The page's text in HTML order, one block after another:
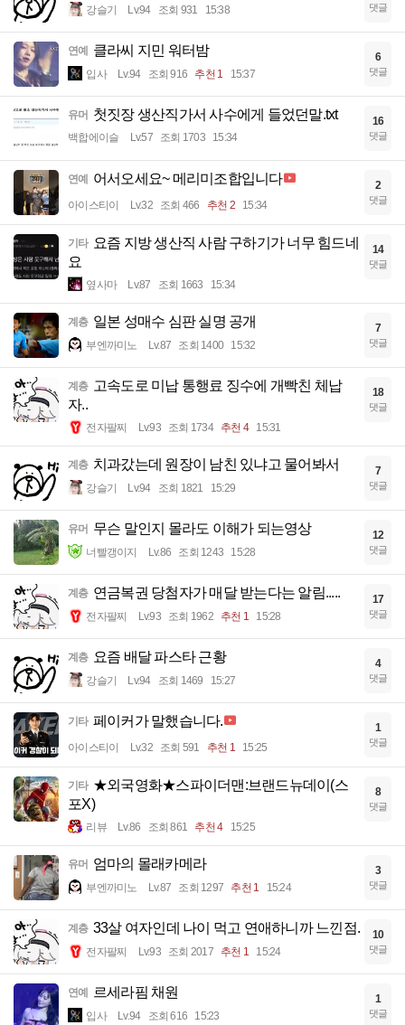
강슬기 Lv.94 조회 931 15:38 댓글
연예 클라씨 지민 워터밤
입사 Lv.94 조회 916 추천 1 15:37
6
댓글
유머 첫짓장 생산직가서 사수에게 들었던말.txt
백합에이슬 Lv.57 조회 1703 15:34
16
댓글
연예 어서오세요~ 메리미조합입니다
아이스티이 Lv.32 조회 466 추천 2 15:34
2
댓글
기타 요즘 지방 생산직 사람 구하기가 너무 힘드네
요
옆사마 Lv.87 조회 1663 15:34
14
댓글
계층 일본 성매수 심판 실명 공개
부엔까미노 Lv.87 조회 1400 15:32
7
댓글
계층 고속도로 미납 통행료 징수에 개빡친 체납
자..
전자팔찌 Lv.93 조회 1734 추천 4 15:31
18
댓글
계층 치과갔는데 원장이 남친 있냐고 물어봐서
강슬기 Lv.94 조회 1821 15:29
7
댓글
유머 무슨 말인지 몰라도 이해가 되는영상
너빨갱이지 Lv.86 조회 1243 15:28
12
댓글
계층 연금복권 당첨자가 매달 받는다는 알림.....
전자팔찌 Lv.93 조회 1962 추천 1 15:28
17
댓글
계층 요즘 배달 파스타 근황
강슬기 Lv.94 조회 1469 15:27
4
댓글
기타 페이커가 말했습니다.
아이스티이 Lv.32 조회 591 추천 1 15:25
1
댓글
기타 ★외국영화★스파이더맨:브랜드뉴데이(스
포X)
리뷰 Lv.86 조회 861 추천 4 15:25
8
댓글
유머 엄마의 몰래카메라
부엔까미노 Lv.87 조회 1297 추천 1 15:24
3
댓글
계층 33살 여자인데 나이 먹고 연애하니까 느낀점.
전자팔찌 Lv.93 조회 2017 추천 1 15:24
10
댓글
연예 르세라핌 채원
입사 Lv.94 조회 616 15:23
1
댓글